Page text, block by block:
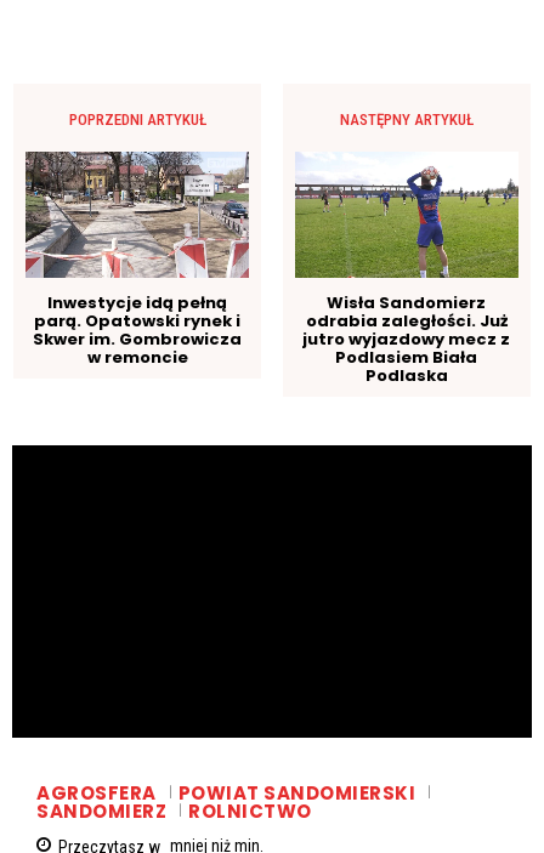
POPRZEDNI ARTYKUŁ
Inwestycje idą pełną
parą. Opatowski rynek i
Skwer im. Gombrowicza
w remoncie
NASTĘPNY ARTYKUŁ
Wisła Sandomierz
odrabia zaległości. Już
jutro wyjazdowy mecz z
Podlasiem Biała
Podlaska